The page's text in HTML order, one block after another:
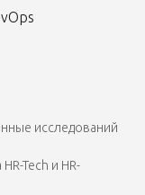
исследований
Tech и HR-